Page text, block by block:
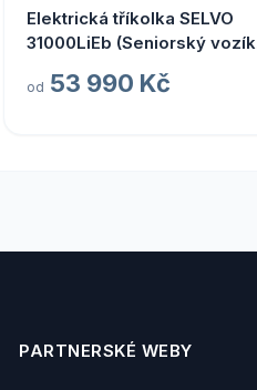
Elektrická tříkolka SELVO
31000LiEb (Seniorský vozík
metalíza - led světla)
od 53 990 Kč
PARTNERSKÉ WEBY